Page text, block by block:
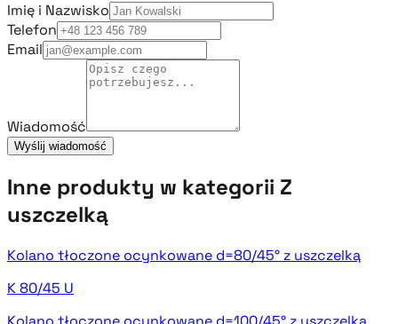
Imię i Nazwisko
Telefon
Email
Wiadomość
Wyślij wiadomość
Inne produkty w kategorii Z
uszczelką
Kolano tłoczone ocynkowane d=80/45° z uszczelką
K 80/45 U